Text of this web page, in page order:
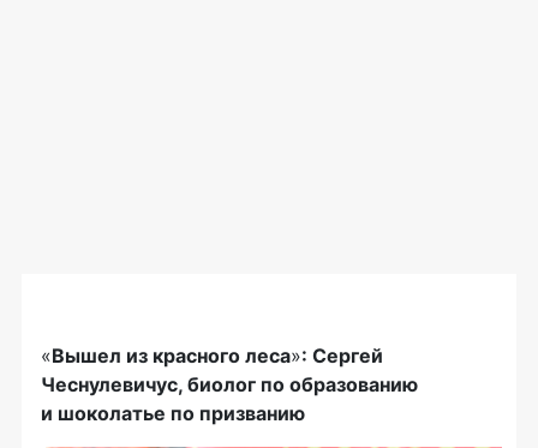
«Вышел из красного леса»: Сергей
Чеснулевичус, биолог по образованию
и шоколатье по призванию